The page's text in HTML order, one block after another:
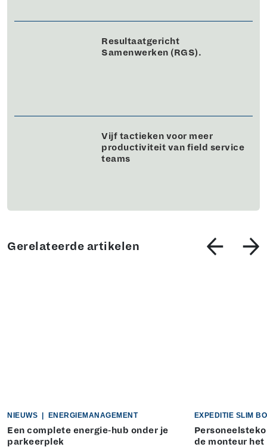
Resultaatgericht
Samenwerken (RGS).
Vijf tactieken voor meer
productiviteit van field service
teams
Gerelateerde artikelen
NIEUWS | ENERGIEMANAGEMENT
Een complete energie-hub onder je
parkeerplek
EXPEDITIE SLIM
de monteur